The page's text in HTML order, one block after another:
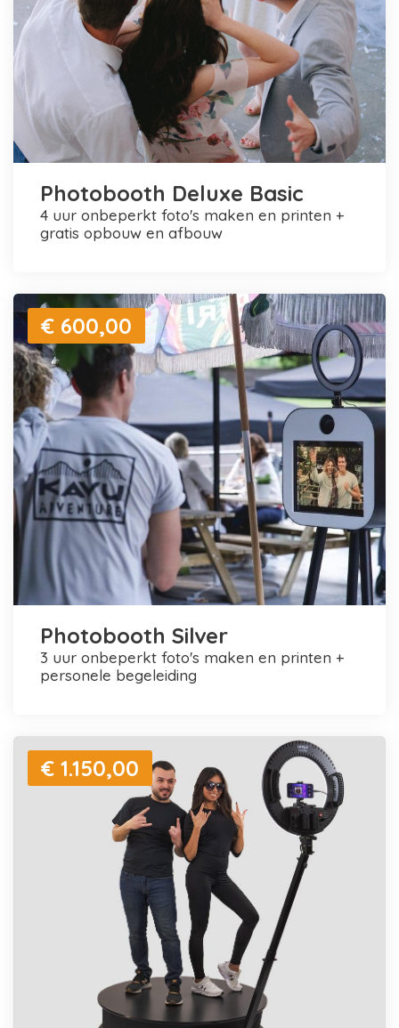
Photobooth Deluxe Basic
4 uur onbeperkt foto's maken en printen +
gratis opbouw en afbouw
€ 600,00
Photobooth Silver
3 uur onbeperkt foto's maken en printen +
personele begeleiding
€ 1.150,00